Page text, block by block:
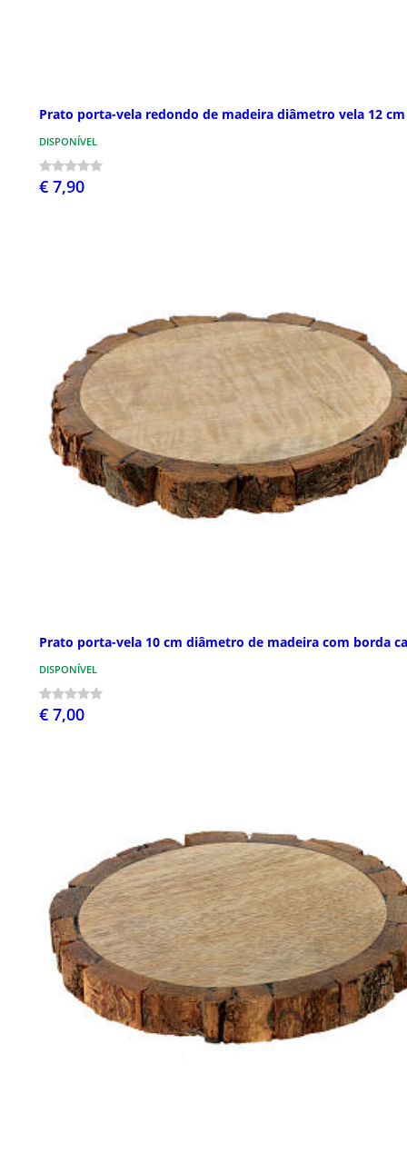
Prato porta-vela redondo de madeira diâmetro vela 12 cm
DISPONÍVEL
€ 7,90
Prato porta-vela 10 cm diâmetro de madeira com borda
DISPONÍVEL
€ 7,00